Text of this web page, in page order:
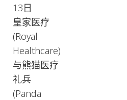
13日
皇家医疗
(Royal
Healthcare)
与熊猫医疗
礼兵
(Panda